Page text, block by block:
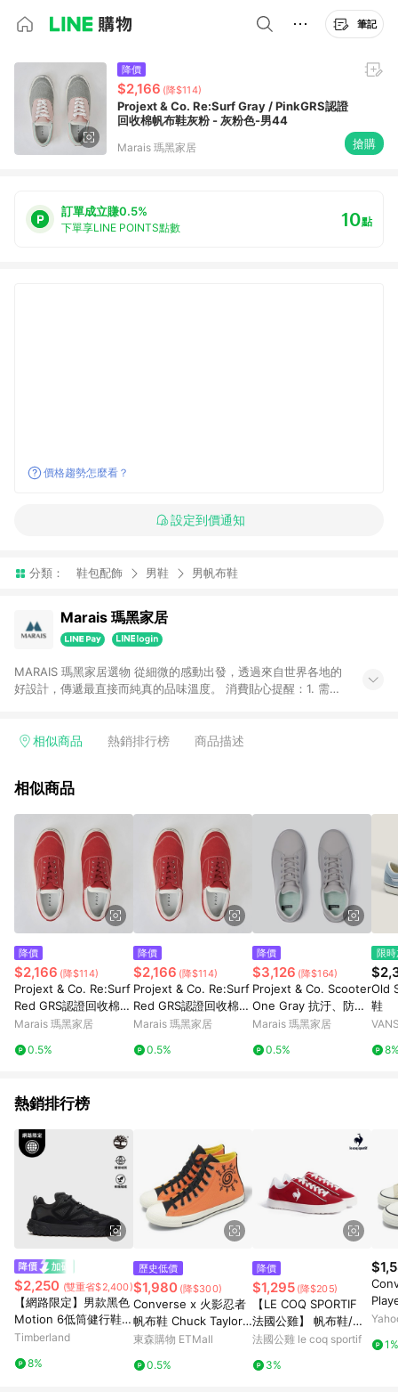
筆記
降價
$2,166 (降$114)
Projext & Co. Re:Surf Gray / PinkGRS認證
回收棉帆布鞋灰粉 - 灰粉色-男44
Marais 瑪黑家居 搶購
訂單成立賺0.5%
下單享LINE POINTS點數 10點
價格趨勢怎麼看？
設定到價通知
分類： 鞋包配飾 男鞋 男帆布鞋
Marais 瑪黑家居
MARAIS 瑪黑家居選物 從細微的感動出發，透過來自世界各地的
好設計，傳遞最直接而純真的品味溫度。 消費貼心提醒：1. 需透
APP下單，將不符合贈點資格。 3. 點數將於出貨後60天前後發
相似商品 熱銷排行榜 商品描述
相似商品
降價
$2,166 (降$114)
Projext & Co. Re:Surf
Red GRS認證回收棉帆
布鞋 紅色 - 紅色-男44
Marais 瑪黑家居
0.5%
降價
$2,166 (降$114)
Projext & Co. Re:Surf
Red GRS認證回收棉帆
布鞋 紅色 - 紅色-女39
Marais 瑪黑家居
0.5%
降價
$3,126 (降$164)
Projext & Co. Scooter
One Gray 抗汙、防水
經典小白鞋 灰色 - 灰
Marais 瑪黑家居
0.5%
限
Old
鞋
熱銷排行榜
$2,250 (雙重省$2,400)
【網路限定】男款黑色
Motion 6低筒健行鞋|A
6DU2EAE
Timberland
8%
歷史低價
$1,980 (降$300)
Converse x 火影忍者
帆布鞋 Chuck Taylor
All Star HI 男鞋 女鞋
東森購物 ETMall
0.5%
降價
$1,295 (降$205)
【LE COQ SPORTIF
法國公雞】 帆布鞋/休
閒鞋 男鞋/女鞋-紅色∣L
法國公雞 le coq sportif
3%
白
1%